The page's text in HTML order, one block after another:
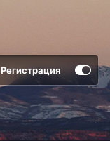
Регистрация